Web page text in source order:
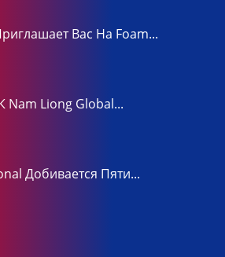
Вас На Foam...
Nam Liong Global...
Добивается Пяти...